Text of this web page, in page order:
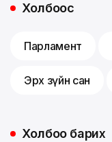
Холбоос
Парламент
Эрх зүйн сан
Холбоо барих